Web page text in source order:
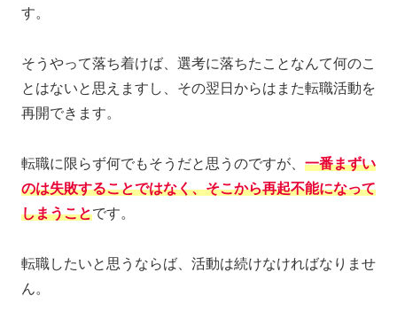
す。
そうやって落ち着けば、選考に落ちたことなんて何のこ
とはないと思えますし、その翌日からはまた転職活動を
再開できます。
転職に限らず何でもそうだと思うのですが、 一番まずい
のは失敗することではなく、そこから再起不能になって
しまうことです。
転職したいと思うならば、活動は続けなければなりませ
ん。